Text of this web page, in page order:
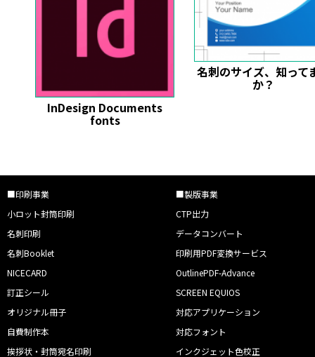
InDesign Documents
fonts
名刺のサイズ、知って
か？
■印刷事業
小ロット封筒印刷
名刺印刷
名刺Booklet
NICECARD
訂正シール
オリジナル冊子
自費制作本
挨拶状・封筒宛名印刷
■製版事業
CTP出力
データコンバート
印刷用PDF変換サービス
OutlinePDF-Advance
SCREEN EQUIOS
対応アプリケーション
対応フォント
インクジェット色校正